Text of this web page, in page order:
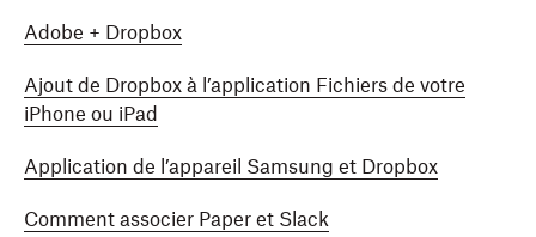
Adobe + Dropbox
Ajout de Dropbox à l’application Fichiers de votre
iPhone ou iPad
Application de l’appareil Samsung et Dropbox
Comment associer Paper et Slack